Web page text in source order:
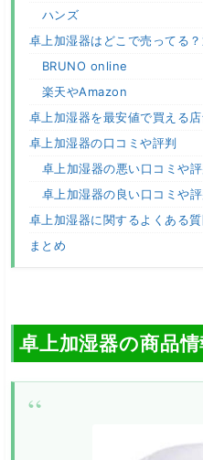
ハンズ
卓上加湿器はどこで売ってる
BRUNO online
楽天やAmazon
卓上加湿器を最安値で買える
卓上加湿器の口コミや評判
卓上加湿器の悪い口コミや
卓上加湿器の良い口コミや
卓上加湿器に関するよくある
まとめ
卓上加湿器の商品